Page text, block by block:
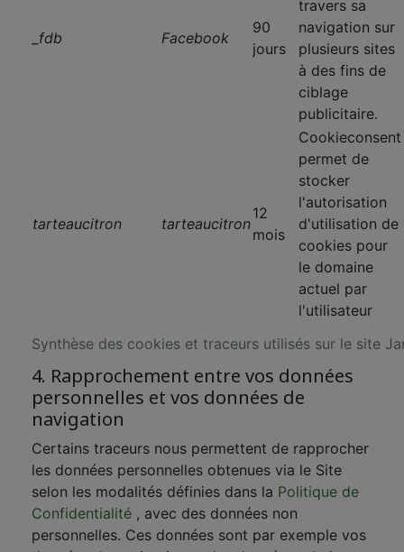
Synthèse des cookies et traceurs utilisés sur le site
_fdb Facebook
90
jours
travers sa
navigation sur
plusieurs sites
à des fins de
ciblage
publicitaire.
tarteaucitron tarteaucitron
12
mois
Cookieconsent
permet de
stocker
l'autorisation
d'utilisation de
cookies pour
le domaine
actuel par
l'utilisateur
4. Rapprochement entre vos données
personnelles et vos données de
navigation
Certains traceurs nous permettent de rapprocher
les données personnelles obtenues via le Site
selon les modalités définies dans la Politique de
Confidentialité , avec des données non
personnelles. Ces données sont par exemple vos